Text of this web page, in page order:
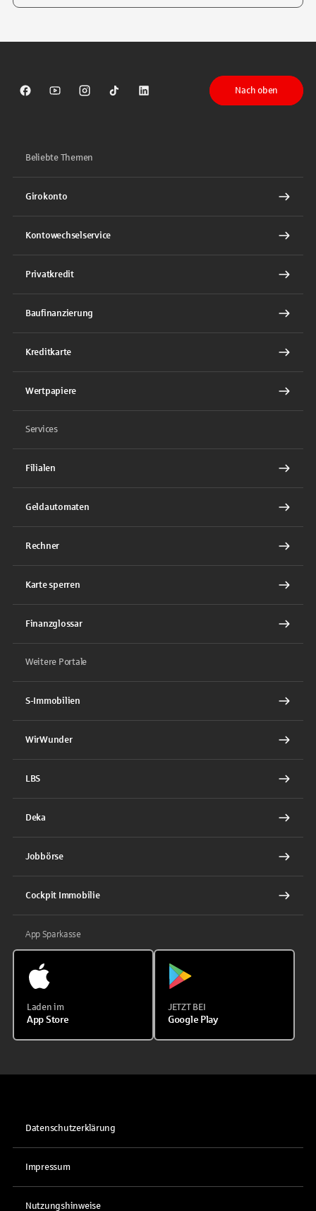
Sparkasse auf Facebook
Sparkasse auf Youtube
Sparkasse auf Instagram
Sparkasse auf TikTok
Sparkasse auf LinkedIn
Nach oben
Beliebte Themen
Girokonto
Kontowechselservice
Privatkredit
Baufinanzierung
Kreditkarte
Wertpapiere
Services
Filialen
Geldautomaten
Rechner
Karte sperren
Finanzglossar
Weitere Portale
S-Immobilien
WirWunder
LBS
Deka
Jobbörse
Cockpit Immobilie
App Sparkasse
Laden im
App Store
JETZT BEI
Google Play
Datenschutzerklärung
Impressum
Nutzungshinweise